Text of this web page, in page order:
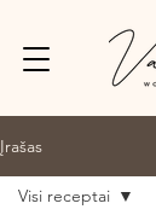
Įrašas
Visi receptai